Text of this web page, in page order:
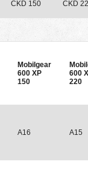
CKD 150 CKD
Mobilgear
600 XP
150
600
220
A16 A15